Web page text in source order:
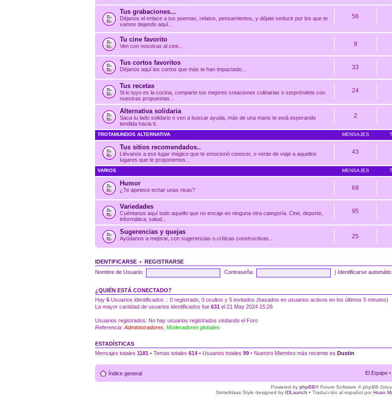
Tus grabaciones...
Déjanos el enlace a tus poemas, relatos, pensamientos, y déjate seducir por los que te
vamos dejando aquí...
56
Tu cine favorito
Ven con nosotras al cine... 9
Tus cortos favoritos
Déjanos aquí los cortos que más te han impactado... 33
Tus recetas
Si lo tuyo es la cocina, comparte tus mejores creaciones culinarias o sorpréndete con
nuestras propuestas...
24
Alternativa solidaria
Saca tu lado solidario o ven a buscar ayuda, más de una mano te está esperando
tendida hacia ti..
2
TROTAMUNDOS ALTERNATIVA MENSAJES
Tus sitios recomendados..
Llévanos a ese lugar mágico que te emocionó conocer, o vente de viaje a aquellos
lugares que te proponemos...
43
VARIOS MENSAJES
Humor
¿Te apetece echar unas risas? 69
Variedades
Cuéntanos aquí todo aquello que no encaje en ninguna otra categoría. Cine, deporte,
informática, salud...
95
Sugerencias y quejas
Ayúdanos a mejorar, con sugerencias o críticas constructivas... 25
IDENTIFICARSE • REGISTRARSE
Nombre de Usuario:
Contraseña: Identificarse
¿QUIÉN ESTÁ CONECTADO?
Hay 5 Usuarios identificados :: 0 registrado, 0 ocultos y 5 invitados (basados en usuarios activos en los últimos 5 minutos)
La mayor cantidad de usuarios identificados fue 631 el 21 May 2024 15:26
Usuarios registrados: No hay usuarios registrados visitando el Foro
Referencia: Administradores Moderadores globales
ESTADÍSTICAS
Mensajes totales 1181 • Temas totales 614 • Usuarios totales 99 • Nuestro Miembro más reciente es Dustin
Índice general El Equipo •
Powered by phpBB® Forum Software © phpBB
Sinterklaas Style designed by IDLaunch • Traducción al español porHuan